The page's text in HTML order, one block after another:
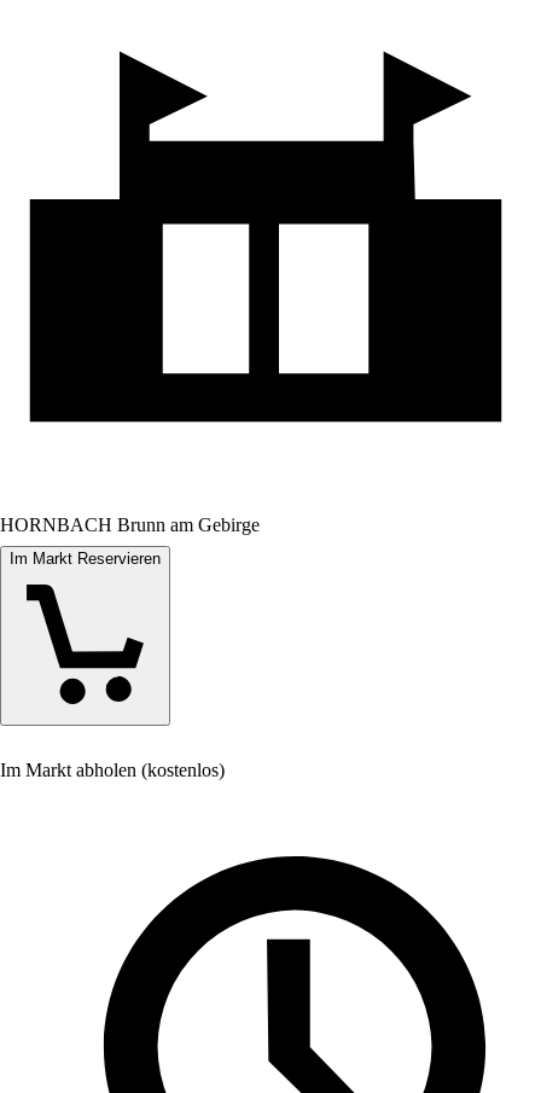
HORNBACH Brunn am Gebirge
Im Markt Reservieren
Im Markt abholen (kostenlos)